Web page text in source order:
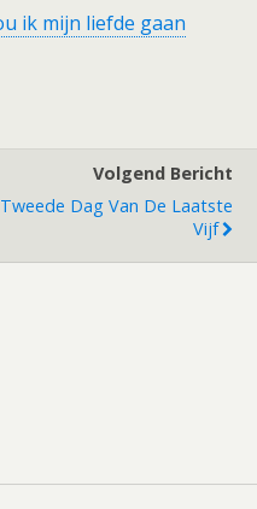
ik mijn liefde gaan
Volgend Bericht
Tweede Dag Van De Laatste
Vijf